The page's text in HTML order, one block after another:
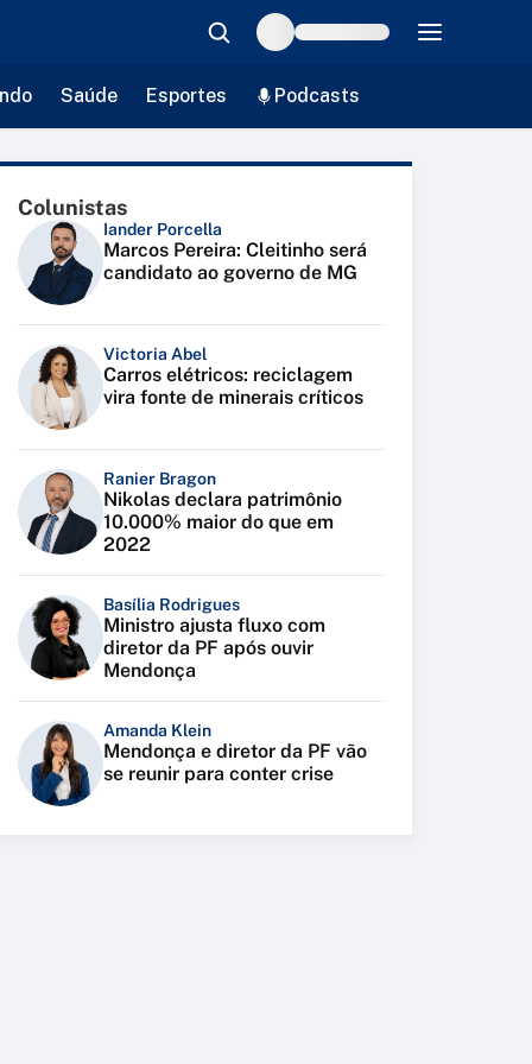
Saúde Esportes Podcasts
Colunistas
Iander Porcella
Marcos Pereira: Cleitinho será
candidato ao governo de MG
Victoria Abel
Carros elétricos: reciclagem
vira fonte de minerais críticos
Ranier Bragon
Nikolas declara patrimônio
10.000% maior do que em
2022
Basília Rodrigues
Ministro ajusta fluxo com
diretor da PF após ouvir
Mendonça
Amanda Klein
Mendonça e diretor da PF vão
se reunir para conter crise